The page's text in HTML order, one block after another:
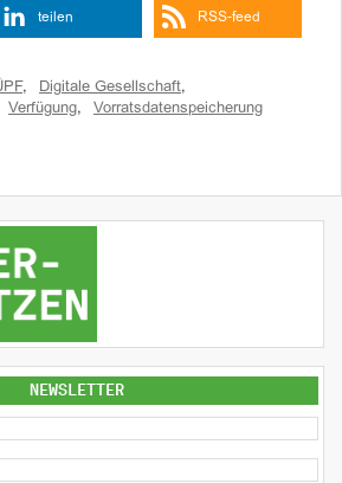
teilen RSS-feed
, Digitale Gesellschaft,
Verfügung, Vorratsdatenspeicherung
NEWSLETTER